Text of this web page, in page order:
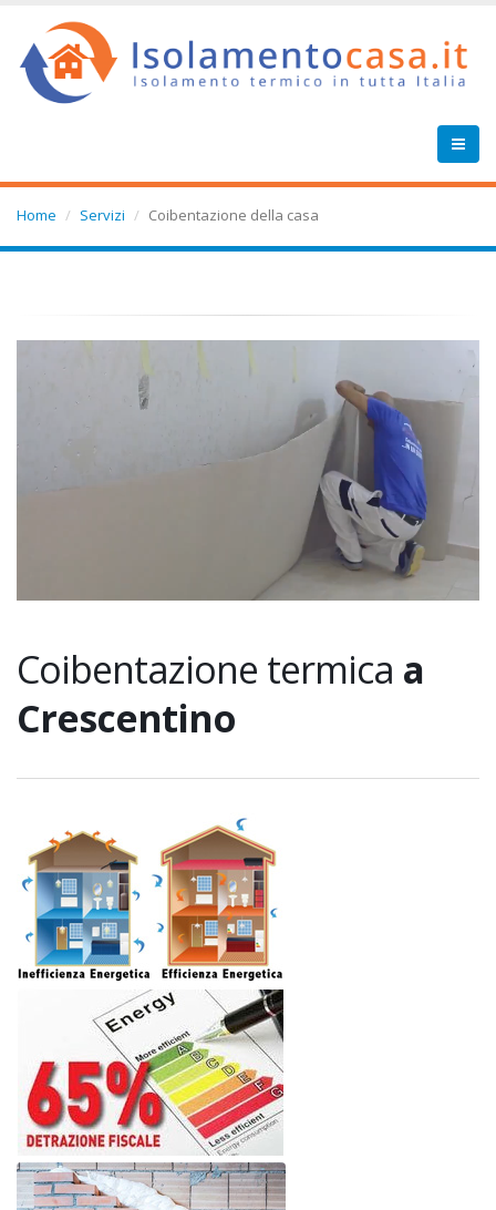
Home Servizi Coibentazione della casa
Coibentazione termica a
Crescentino